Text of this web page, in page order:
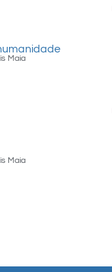
Maia
Maia